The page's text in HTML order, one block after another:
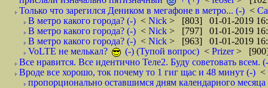
Только что зарегился Деником в мегафоне в метро... (-) <
В метро какого города? (-) < Nick > [803] 01-01-2019
В метро какого города? (-) < Nick > [797] 01-01-2019
В метро какого города? (-) < Nick > [963] 01-01-2019
VoLTE не мелькал?
(-) (Тупой вопрос) < Prizer>
Все нравится. Все идентично Теле2. Буду советовать всем.
Вроде все хорошо, ток почему то 1 гиг щас и 48 минут (-) <
пропорционально оставшимся дням календарного